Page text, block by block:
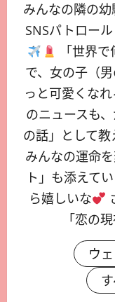
みんなの隣の
SNSパトロー
「世界
で、女の子（
っと可愛くな
のニュースも
の話」として教
みんなの運命
ト」も添えて
ら嬉しいな
「恋の
ウ